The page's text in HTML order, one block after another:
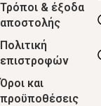
Τρόποι & έξοδα
αποστολής
Πολιτική
επιστροφών
Όροι και
προϋποθέσεις